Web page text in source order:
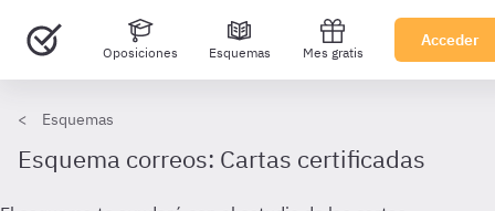
Oposiciones Esquemas Mes gratis
Acceder
Esquemas
Esquema correos: Cartas certificadas